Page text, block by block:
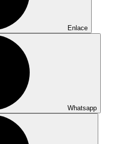
Enlace
Whatsapp